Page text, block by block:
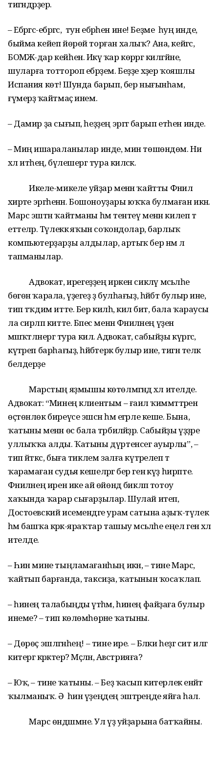
тигәндәрҙер.
– Ебәргәс-ебәргәс, тун ебәрһен ине! Беҙме һуң инде,
быйма кейеп йөрөй торған халыҡ? Ана, кейгәс,
БОМЖ-дар кейһен. Икәү ҡар көрәргә килгәйне,
шуларға тоттороп ебәрҙем. Беҙҙе хәҙер ҡояшлы
Испания көтә! Шунда барып, бер нығынһам,
ғүмерҙә ҡайтмаҫ инем.
– Дамир ҙа сығып, һеҙҙең эргәгә барып етһен инде.
– Миңә ишараланылар инде, мин төшөндөм. Ни
хәл итәһең, бүлешергә тура киләсәк.
Икеле-микеле уйҙар менән ҡайтты Фәнилә
әхирәте эргәһенән. Бошоноуҙары юҡҡа булмаған икән.
Марс эштән ҡайтманы һәм тентеү менән килеп тә
еттеләр. Тәүлеккә яҡын соҡондолар, барлыҡ
компьютерҙарҙы алдылар, артыҡ бер нәмә лә
тапманылар.
Адвокат, ирегеҙҙең иркен сикләү мәсьәләһе
бөгөн ҡарала, үҙегеҙ ҙә булһағыҙ, һәйбәт булыр ине,
тип тәҡдим итте. Бер килһә, килә бит, бала ҡараусы
ла сирләп китте. Бәпес менән Фәниләнең үҙенә
мәшәҡәтләнергә тура килә. Адвокат, сабыйҙы күргәс,
күтәреп барһағыҙ, һәйбәтерәк булыр ине, тигән теләк
белдерҙе
Марстың яҙмышы көтөлмәгәндә хәл ителде.
Адвокат: “Минең клиентым – ғаилә ҡиммәттәренә
өҫтөнлөк биреүсе эшсән һәм егәрле кеше. Бына,
ҡатыны менән өс бала тәрбиәләйҙәр. Сабыйҙы үҙҙәре
уллыҡҡа алды. Ҡатыны дүртенсегә ауырлы”, –
тип әйткәс, быға тиклем залға күтәрелеп тә
ҡарамаған судья кешеләргә бер генә күҙ һирпте.
Фәниләнең ирен ике ай өйөндә бикләп тотоу
хаҡында ҡарар сығарҙылар. Шулай итеп,
Достоевский исемендәге урам сатына аҙыҡ-түлек
һәм башҡа кәрәк-яраҡтар ташыу мәсьәләһе еңел генә хәл
ителде.
– Һин мине тыңламағанһың икән, – тине Марс,
ҡайтып барғанда, таксиҙа, ҡатынын ҡосаҡлап.
– һинең талабыңды үтәһәм, һинең файҙаға булыр
инеме? – тип көлөмһөрәне ҡатыны.
– Дөрөҫ эшләгәнһең! – тине ире. – Бәлки һеҙгә сит илгә
китергә кәрәктер? Мәҫәлән, Австрияға?
– Юҡ, – тине ҡатыны. – Беҙ ҡасып китерлек енәйәт
ҡылманыҡ. Ә һин үҙеңдең эштәреңде яйға һал.
Марс өндәшмәне. Ул үҙ уйҙарына батҡайны.